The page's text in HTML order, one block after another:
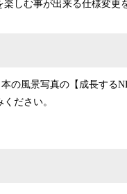
しむ事が出来る仕様変更
の風景写真の【成長する
ださい。